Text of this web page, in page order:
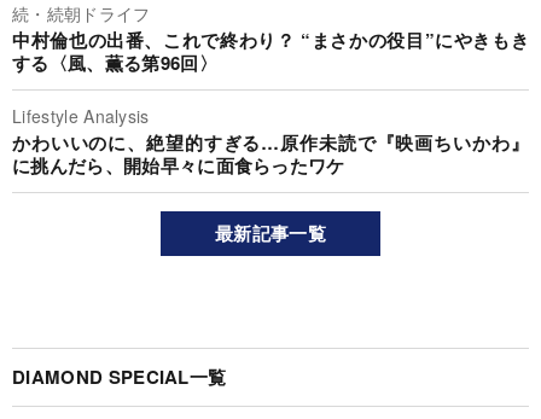
続・続朝ドライフ
中村倫也の出番、これで終わり？ “まさかの役目”にやきもき
する〈風、薫る第96回〉
Lifestyle Analysis
かわいいのに、絶望的すぎる…原作未読で『映画ちいかわ』
に挑んだら、開始早々に面食らったワケ
最新記事一覧
DIAMOND SPECIAL一覧